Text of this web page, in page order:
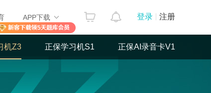
登录 注册
APP下载
正保AI录音卡V1
正保学习机S1
机Z3